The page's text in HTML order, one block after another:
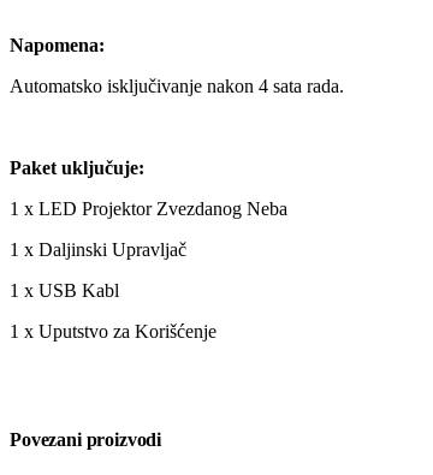
Napomena:
Automatsko isključivanje nakon 4 sata rada.
Paket uključuje:
1 x LED Projektor Zvezdanog Neba
1 x Daljinski Upravljač
1 x USB Kabl
1 x Uputstvo za Korišćenje
Povezani proizvodi